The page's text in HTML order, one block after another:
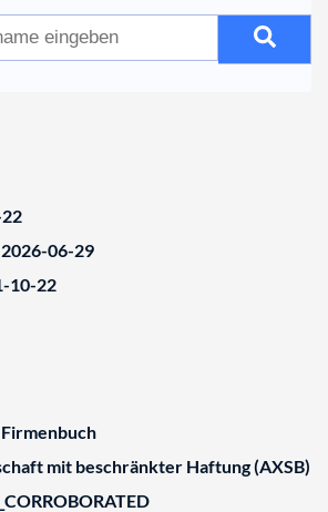
2026-06-29
10-22
mit beschränkter Haftung (AXSB)